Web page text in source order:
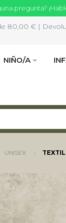
pregunta?
80,00 € |
NIÑO/A
UNISEX TEXTIL